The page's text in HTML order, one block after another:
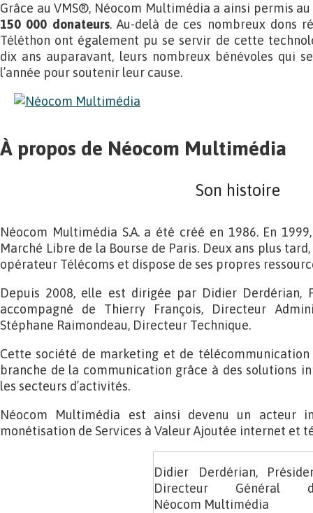
Grâce au VMS®, Néocom Multimédia a ainsi permis
150 000 donateurs. Au-delà de ces nombreux dons
Téléthon ont également pu se servir de cette
dix ans auparavant, leurs nombreux bénévoles qui
l’année pour soutenir leur cause.
À propos de Néocom Multimédia
Son histoire
Néocom Multimédia S.A. a été créé en 1986. En
Marché Libre de la Bourse de Paris. Deux ans plus
opérateur Télécoms et dispose de ses propres
Depuis 2008, elle est dirigée par Didier Derdérian,
accompagné de Thierry François, Directeur
Stéphane Raimondeau, Directeur Technique.
Cette société de marketing et de
branche de la communication grâce à des solutions
les secteurs d’activités.
Néocom Multimédia est ainsi devenu un acteur
monétisation de Services à Valeur Ajoutée internet et
Didier Derdérian,
Directeur Général
Néocom Multimédia